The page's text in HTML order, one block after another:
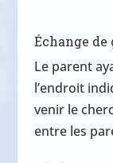
Échange de
Le parent
l’endroit
venir le
entre les